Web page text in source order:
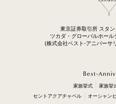
東京証券取引所 スタ
ツカダ・グローバルホー
(株式会社ベスト-アニバーサ
Best-
家族挙式
家族挙
セントアクアチャペル
オーシャン